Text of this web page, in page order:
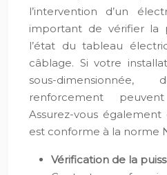
l’intervention d’un
important de vérifier la
l’état du tableau
câblage. Si votre
sous-
renforcement
Assurez-vous
est conforme à la norme
Vérification de la